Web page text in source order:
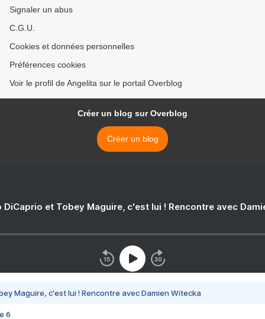
Signaler un abus
C.G.U.
Cookies et données personnelles
Préférences cookies
Voir le profil de Angelita sur le portail Overblog
Créer un blog sur Overblog
Créer un blog
DiCaprio et Tobey Maguire, c'est lui ! Rencontre avec
Maguire, c'est lui ! Rencontre avec Damien Witecka
6